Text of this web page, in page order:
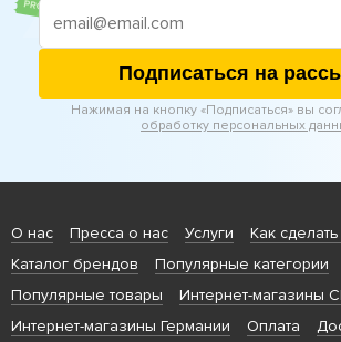
Подписаться на
Нажимая на кнопку «Подписаться» вы
обработку персональных
О нас Пресса о нас Услуги
Как
Каталог брендов
Популярные категории
Популярные товары
Интернет-магазины
Интернет-магазины Германии
Оплата